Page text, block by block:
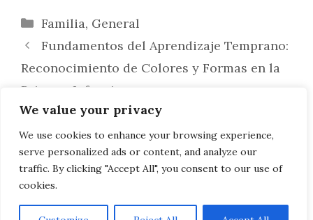
We value your privacy
We use cookies to enhance your browsing experience,
serve personalized ads or content, and analyze our
traffic. By clicking "Accept All", you consent to our use of
cookies.
Categorías
Familia, General
Fundamentos del Aprendizaje Temprano:
Reconocimiento de Colores y Formas en la
Primera Infancia
Armonizando la Paternidad y la Pareja:
Estrategias para Balancear el Cuidado del
Bebé y la Vida en Común